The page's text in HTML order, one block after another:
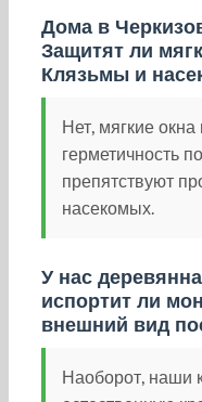
Дома в
Защитят ли
Клязьмы и
Нет, мягкие
герметичность
препятствуют
насекомых.
У нас
испортит ли
внешний вид
Наоборот, наши